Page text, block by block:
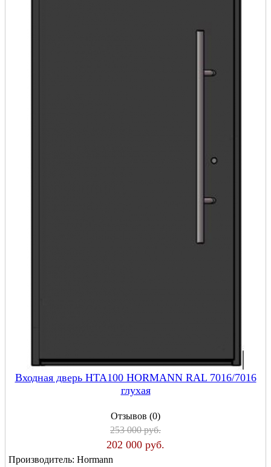
Входная дверь HTA100 HORMANN RAL 7016/7016
глухая
Отзывов (0)
253 000 руб.
202 000 руб.
Производитель: Hormann